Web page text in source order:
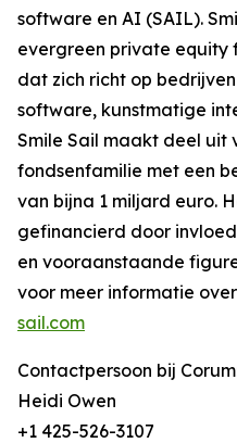
software en AI (SAIL).
evergreen private equity
dat zich richt op
software, kunstmatige
Smile Sail maakt deel uit
fondsenfamilie met een
van bijna 1 miljard euro.
gefinancierd door
en vooraanstaande
voor meer informatie
sail.com
Contactpersoon bij
Heidi Owen
+1 425-526-3107